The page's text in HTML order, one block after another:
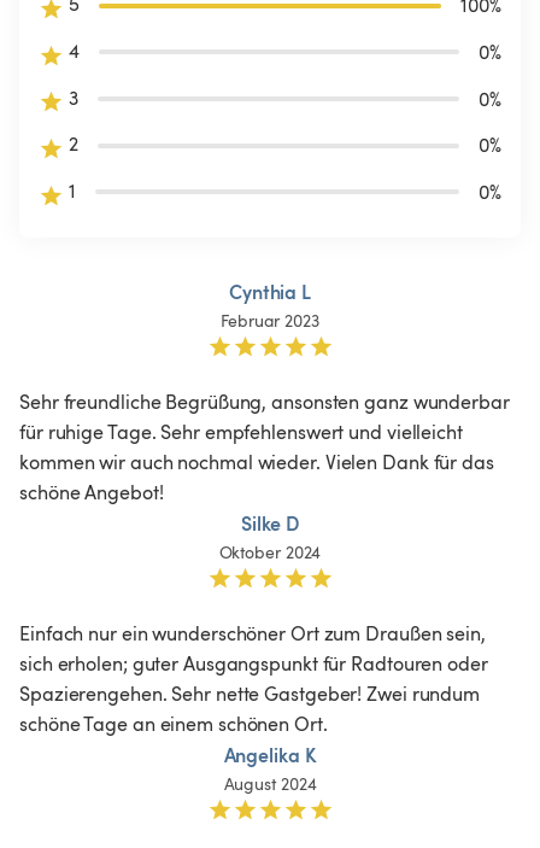
4
0%
3
0%
2
0%
1
0%
Cynthia L
Februar 2023
Sehr freundliche Begrüßung, ansonsten ganz wunderbar
für ruhige Tage. Sehr empfehlenswert und vielleicht
kommen wir auch nochmal wieder. Vielen Dank für das
schöne Angebot!
Silke D
Oktober 2024
Einfach nur ein wunderschöner Ort zum Draußen sein,
sich erholen; guter Ausgangspunkt für Radtouren oder
Spazierengehen. Sehr nette Gastgeber! Zwei rundum
schöne Tage an einem schönen Ort.
Angelika K
August 2024